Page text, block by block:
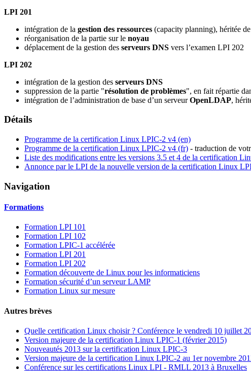
LPI 201
intégration de la gestion des ressources (capacity planning), héritée
réorganisation de la partie sur le noyau
déplacement de la gestion des serveurs DNS vers l’examen LPI 202
LPI 202
intégration de la gestion des serveurs DNS
suppression de la partie "résolution de problèmes", en fait répartie
intégration de l’administration de base d’un serveurOpenLDAP,
Détails
Programme de la certification Linux LPIC-2 v4 (en)
Programme de la certification Linux LPIC-2 v4 (fr) - traduction de
Liste des modifications entre les versions 3.5 et 4 de la certification
Annonce par le LPI de la nouvelle version de la certification Linux
Navigation
Formations
Formation LPI 101
Formation LPI 102
Formation LPIC-1 accélérée
Formation LPI 201
Formation LPI 202
Formation découverte de Linux pour les informaticiens
Formation sécurité d’un serveur LAMP
Formation Linux sur mesure
Autres brèves
Quelle certification Linux choisir ? Conférence le vendredi 10 juillet
Version majeure de la certification Linux LPIC-1 (février 2015)
Nouveautés 2013 sur la certification Linux LPIC-3
Version majeure de la certification Linux LPIC-2 au 1er novembre
Conférence sur les certifications Linux LPI - RMLL 2013 à Bruxelles